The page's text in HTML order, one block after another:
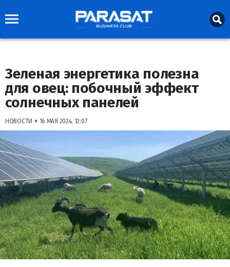
Зеленая энергетика полезна
для овец: побочный эффект
солнечных панелей
НОВОСТИ • 16 МАЯ 2024, 12:07